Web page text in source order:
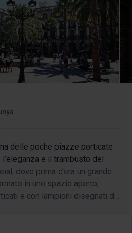
delle poche piazze porticate
e il trambusto del
dove prima c’era un grande
in uno spazio aperto,
e con lampioni disegnati da